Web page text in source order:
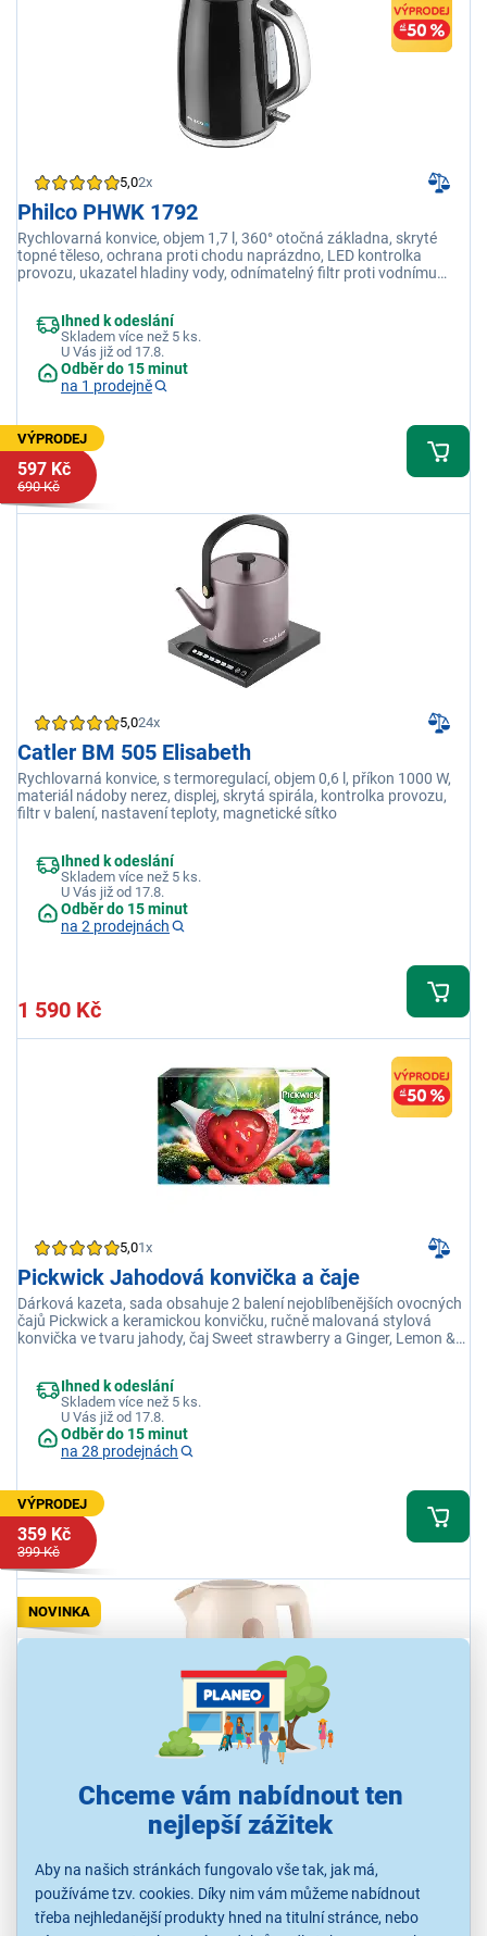
Chceme vám nabídnout ten
nejlepší zážitek
Aby na našich stránkách fungovalo vše tak, jak má,
používáme tzv. cookies. Díky nim vám můžeme nabídnout
třeba nejhledanější produkty hned na titulní stránce, nebo
5,02x
Philco PHWK 1792
Rychlovarná konvice, objem 1,7 l, 360° otočná základna, skryté
topné těleso, ochrana proti chodu naprázdno, LED kontrolka
provozu, ukazatel hladiny vody, odnímatelný filtr proti vodnímu
Ihned k odeslání
Skladem více než 5 ks.
U Vás již od 17.8.
Odběr do 15 minut
na 1 prodejně
VÝPRODEJ
597 Kč
690 Kč
5,024x
Catler BM 505 Elisabeth
Rychlovarná konvice, s termoregulací, objem 0,6 l, příkon 1000 W,
materiál nádoby nerez, displej, skrytá spirála, kontrolka provozu,
filtr v balení, nastavení teploty, magnetické sítko
Ihned k odeslání
Skladem více než 5 ks.
U Vás již od 17.8.
Odběr do 15 minut
na 2 prodejnách
1 590 Kč
5,01x
Pickwick Jahodová konvička a čaje
Dárková kazeta, sada obsahuje 2 balení nejoblíbenějších ovocných
čajů Pickwick a keramickou konvičku, ručně malovaná stylová
konvička ve tvaru jahody, čaj Sweet strawberry a Ginger, Lemon &
Ihned k odeslání
Skladem více než 5 ks.
U Vás již od 17.8.
Odběr do 15 minut
na 28 prodejnách
VÝPRODEJ
359 Kč
399 Kč
NOVINKA
Sencor SWK 1733RS
Rychlovarná konvice, objem 1,7 l, příkon 2200 W, průhledný
vodoznak, automatické otevírání víka, vyjímatelný a omyvatelný filtr
proti vodnímu kameni, 360° konektor STRIX, ochrana proti přehřátí
a chodu naprázdno
Ihned k odeslání